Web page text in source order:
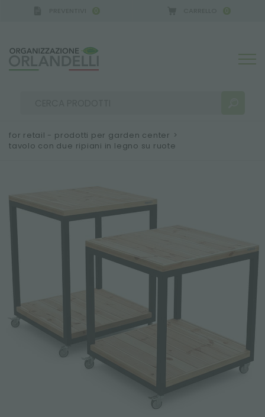
0 0
ALTRI RISULTATI PER TE:
for retail - prodotti per garden center >
tavolo con due ripiani in legno su ruote